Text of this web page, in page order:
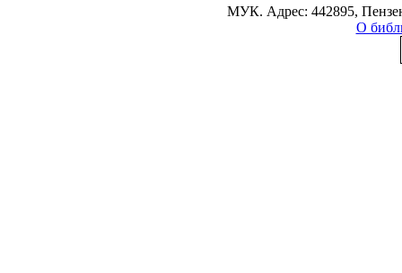
МУК. Адрес: 442895,
О